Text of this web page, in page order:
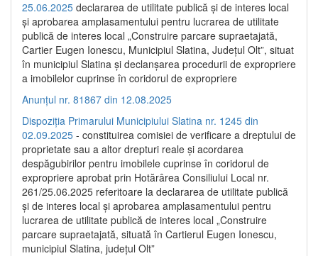
25.06.2025 declararea de utilitate publică și de interes local
și aprobarea amplasamentului pentru lucrarea de utilitate
publică de interes local „Construire parcare supraetajată,
Cartier Eugen Ionescu, Municipiul Slatina, Județul Olt”, situat
în municipiul Slatina și declanșarea procedurii de expropriere
a imobilelor cuprinse în coridorul de expropriere
Anunțul nr. 81867 din 12.08.2025
Dispoziția Primarului Municipiului Slatina nr. 1245 din
02.09.2025 - constituirea comisiei de verificare a dreptului de
proprietate sau a altor drepturi reale și acordarea
despăgubirilor pentru imobilele cuprinse în coridorul de
expropriere aprobat prin Hotărârea Consiliului Local nr.
261/25.06.2025 referitoare la declararea de utilitate publică
și de interes local și aprobarea amplasamentului pentru
lucrarea de utilitate publică de interes local „Construire
parcare supraetajată, situată în Cartierul Eugen Ionescu,
municipiul Slatina, județul Olt”